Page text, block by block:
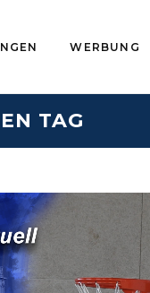
WERBUNG
TAG